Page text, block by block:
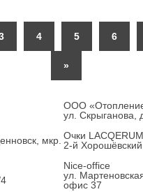
4 5 6
»
ООО
ул. Скрыганова,
мкр. Очки
2-й Хорошёвский
Nice-office
ул.
офис 37